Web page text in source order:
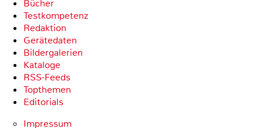
Bücher
Testkompetenz
Redaktion
Gerätedaten
Bildergalerien
Kataloge
RSS-Feeds
Topthemen
Editorials
Impressum